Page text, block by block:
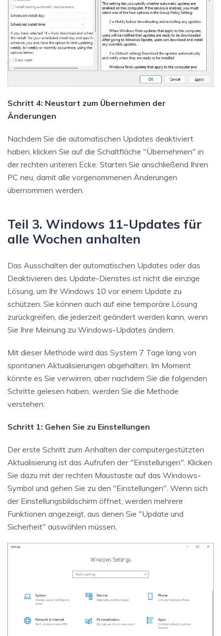
Schritt 4: Neustart zum Übernehmen der
Änderungen
Nachdem Sie die automatischen Updates deaktiviert
haben, klicken Sie auf die Schaltfläche "Übernehmen" in
der rechten unteren Ecke. Starten Sie anschließend Ihren
PC neu, damit alle vorgenommenen Änderungen
übernommen werden.
Teil 3. Windows 11-Updates für
alle Wochen anhalten
Das Ausschalten der automatischen Updates oder das
Deaktivieren des Update-Dienstes ist nicht die einzige
Lösung, um Ihr Windows 10 vor einem Update zu
schützen. Sie können auch auf eine temporäre Lösung
zurückgreifen, die jederzeit geändert werden kann, wenn
Sie Ihre Meinung zu Windows-Updates ändern.
Mit dieser Methode wird das System 7 Tage lang von
spontanen Aktualisierungen abgehalten. Im Moment
könnte es Sie verwirren, aber nachdem Sie die folgenden
Schritte gelesen haben, werden Sie die Methode
verstehen:
Schritt 1: Gehen Sie zu Einstellungen
Der erste Schritt zum Anhalten der computergestützten
Aktualisierung ist das Aufrufen der "Einstellungen". Klicken
Sie dazu mit der rechten Maustaste auf das Windows-
Symbol und gehen Sie zu den "Einstellungen". Wenn sich
der Einstellungsbildschirm öffnet, werden mehrere
Funktionen angezeigt, aus denen Sie "Update und
Sicherheit" auswählen müssen.